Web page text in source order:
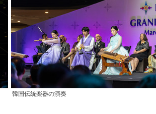
韓国伝統楽器の演奏